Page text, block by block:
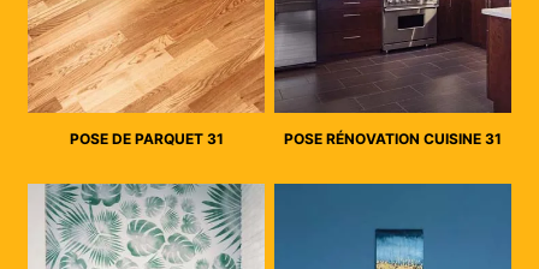
POSE DE PARQUET 31 POSE RÉNOVATION CUISINE 31